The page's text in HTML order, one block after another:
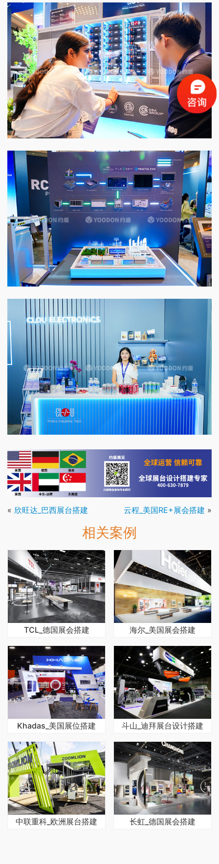
« 欣旺达_巴西展台搭建 云程_美国RE+展会搭建 »
相关案例
TCL_德国展会搭建 海尔_美国展会搭建
Khadas_美国展位搭建 斗山_迪拜展台设计搭建
中联重科_欧洲展台搭建 长虹_德国展会搭建